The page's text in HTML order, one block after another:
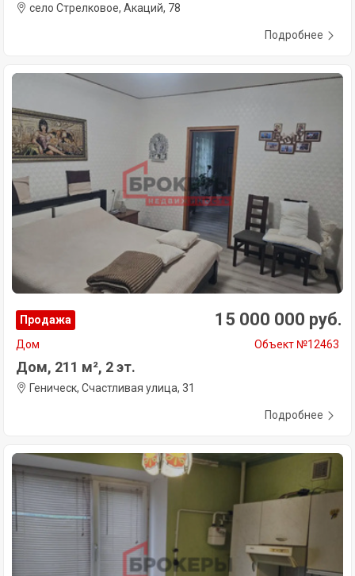
село Стрелковое, Акаций, 78
Подробнее
Продажа 15 000 000 руб.
Дом Объект №12463
Дом, 211 м², 2 эт.
Геническ, Счастливая улица, 31
Подробнее